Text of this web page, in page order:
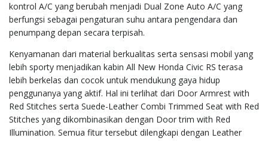
kontrol A/C yang berubah menjadi Dual Zone Auto A/C yang
berfungsi sebagai pengaturan suhu antara pengendara dan
penumpang depan secara terpisah.
Kenyamanan dari material berkualitas serta sensasi mobil yang
lebih sporty menjadikan kabin All New Honda Civic RS terasa
lebih berkelas dan cocok untuk mendukung gaya hidup
penggunanya yang aktif. Hal ini terlihat dari Door Armrest with
Red Stitches serta Suede-Leather Combi Trimmed Seat with Red
Stitches yang dikombinasikan dengan Door trim with Red
Illumination. Semua fitur tersebut dilengkapi dengan Leather